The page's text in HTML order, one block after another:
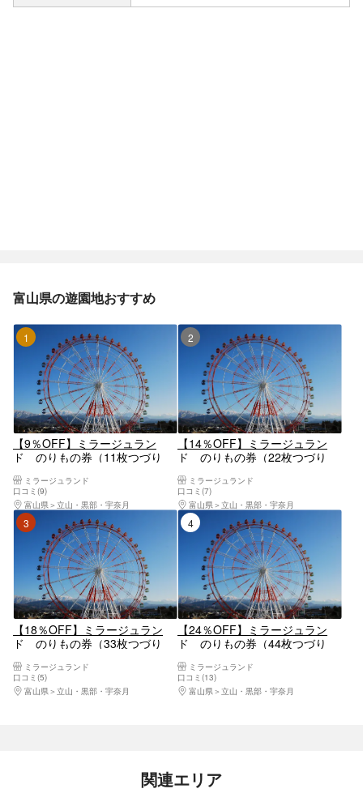
富山県の遊園地おすすめ
1位
【9％OFF】ミラージュラン
ド のりもの券（11枚つづり
ミラージュランド
口コミ(9)
富山県
立山・黒部・宇奈月
2位
【14％OFF】ミラージュラン
ド のりもの券（22枚つづり
ミラージュランド
口コミ(7)
富山県
立山・黒部・宇奈月
3位
【18％OFF】ミラージュラン
ド のりもの券（33枚つづり
ミラージュランド
口コミ(5)
富山県
立山・黒部・宇奈月
4位
【24％OFF】ミラージュラン
ド のりもの券（44枚つづり
ミラージュランド
口コミ(13)
富山県
立山・黒部・宇奈月
関連エリア